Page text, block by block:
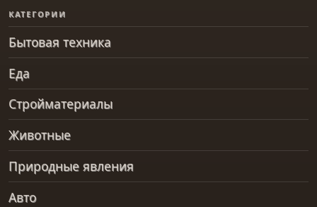
КАТЕГОРИИ
Бытовая техника
Еда
Стройматериалы
Животные
Природные явления
Авто